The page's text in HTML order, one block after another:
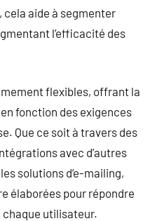
cela aide à segmenter
l’efficacité des
flexibles, offrant la
fonction des exigences
Que ce soit à travers des
avec d’autres
solutions d’e-mailing,
élaborées pour répondre
chaque utilisateur.